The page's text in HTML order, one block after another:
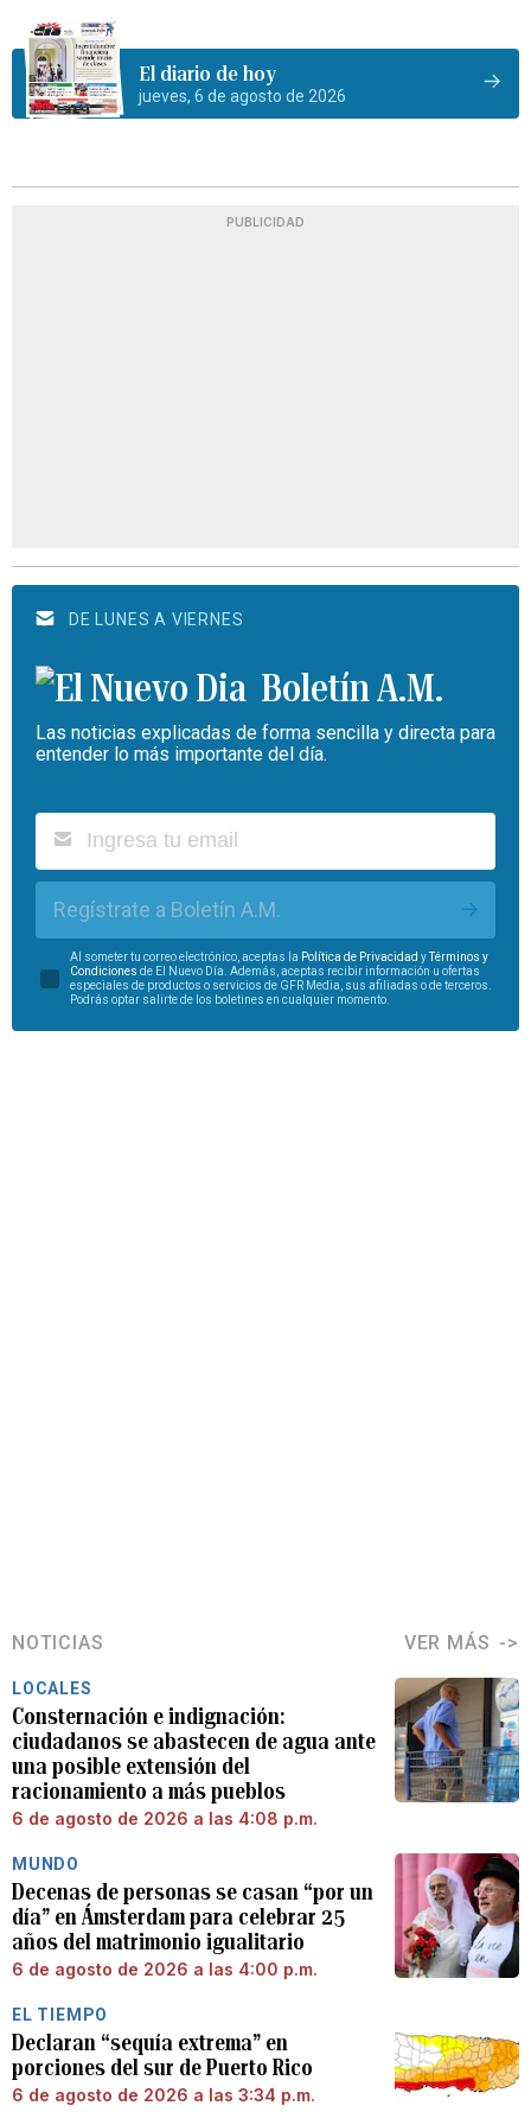
El diario de hoy
jueves, 6 de agosto de 2026
PUBLICIDAD
DE LUNES A VIERNES
Boletín A.M.
Las noticias explicadas de forma sencilla y directa para
entender lo más importante del día.
Regístrate a Boletín A.M.
Al someter tu correo electrónico, aceptas la Política de Privacidad yTérminos y
Condiciones de El Nuevo Día. Además, aceptas recibir información u ofertas
especiales de productos o servicios de GFR Media, sus afiliadas o de terceros.
Podrás optar salirte de los boletines en cualquier momento.
NOTICIAS VER MÁS
LOCALES
Consternación e indignación:
ciudadanos se abastecen de agua ante
una posible extensión del
racionamiento a más pueblos
6 de agosto de 2026 a las 4:08 p.m.
MUNDO
Decenas de personas se casan “por un
día” en Ámsterdam para celebrar 25
años del matrimonio igualitario
6 de agosto de 2026 a las 4:00 p.m.
EL TIEMPO
Declaran “sequía extrema” en
porciones del sur de Puerto Rico
6 de agosto de 2026 a las 3:34 p.m.